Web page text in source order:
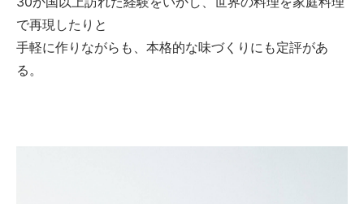
で再現したりと
手軽に作りながらも、本格的な味づくりにも定評があ
る。